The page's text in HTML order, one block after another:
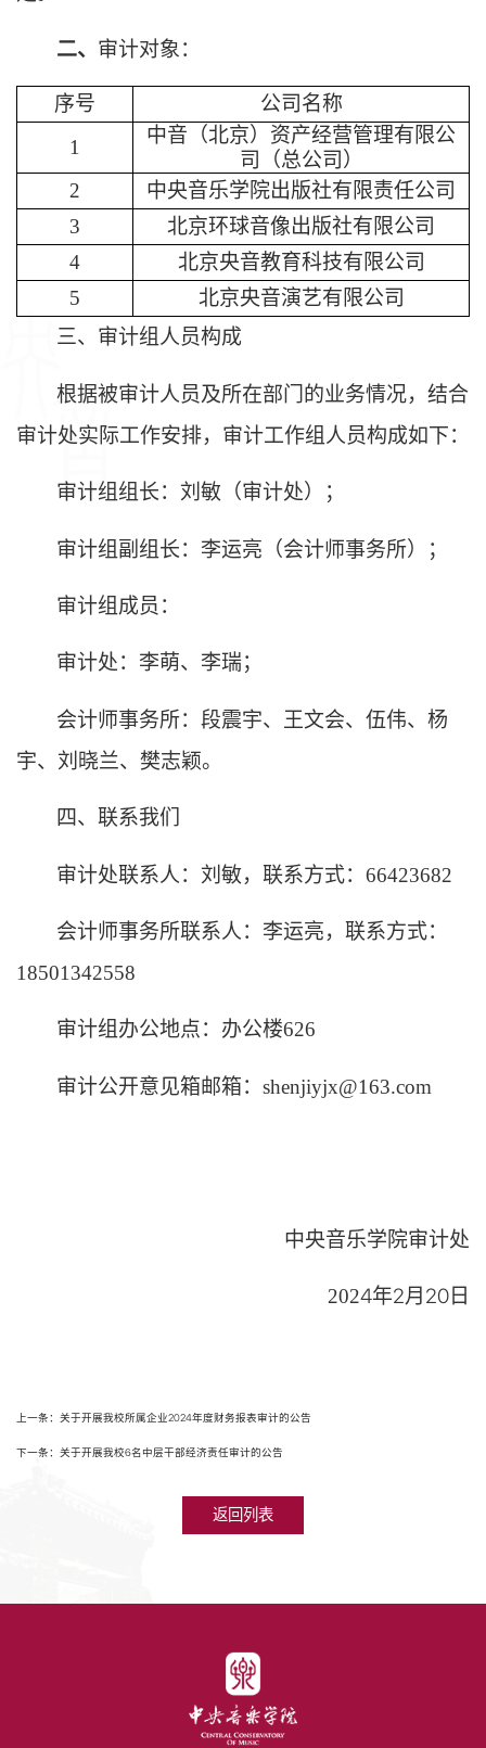
二、 审计对象：
序号
公司名称
1
中音（北京）资产经营管理有限公
司
（总公司）
2
中央音乐学院出版社有限责任公司
3
北京环球音像出版社有限公司
4
北京央音教育科技有限公司
5
北京央音演艺有限公司
三、 审计组人员构成
根据被审计人员及所在部门的业务情况，结合
审计处实际工作安排， 审计工作组人员构成如下：
审计组组长：刘敏（审计处）；
审计组副组长：李运亮（会计师事务所）；
审计组成员：
审计处：李萌、李瑞；
会计师事务所：段震宇、王文会、伍伟、杨
宇、刘晓兰、樊志颖。
四、联系我们
审计处联系人：刘敏，联系方式： 66423682
会计师事务所联系人：李运亮，联系方式：
18501342558
审计组办公地点：办公楼626
审计公开意见箱邮箱： shenjiyjx@163.com
中央音乐学院审计处
2024年2月 20日
上一条：关于开展我校所属企业2024年度财务报表审计的公告
下一条：关于开展我校6名中层干部经济责任审计的公告
返回列表